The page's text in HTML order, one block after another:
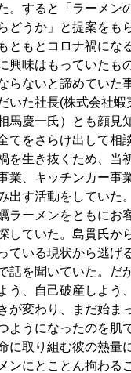
。すると「ラーメン
どうか」と提案をも
ともとコロナ禍にな
興味はもっていたも
らないと諦めていた
いた社長(株式会社蝦
馬慶一氏）とも顔見
てをさらけ出して相
を生き抜くため、当
業、キッチンカー事
出す活動をしていた
ラーメンをともにお
していた。島貫氏か
ている現状から逃げ
話を聞いていた。だ
う、自己破産しよう
が変わり、まだ始ま
ようになったのを肌
に取り組む彼の熱量
ンにとことん拘わる